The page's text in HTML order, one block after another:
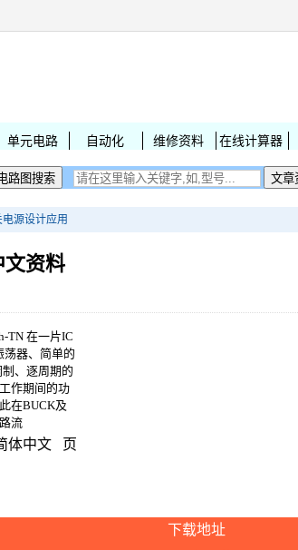
单元电路 自动化 维修资料 在线计算器
电源设计应用
资料
TN 在一片IC
荡器、简单的
、逐周期的
作期间的功
在BUCK及
流
体中文 页
下载地址